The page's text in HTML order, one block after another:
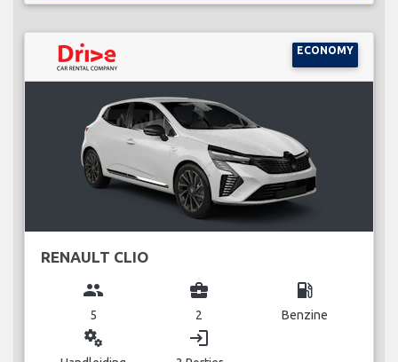
ECONOMY
RENAULT CLIO
group
5
business_center
2
local_gas_station
Benzine
miscellaneous_services login